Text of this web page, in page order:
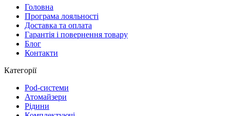
Головна
Програма лояльності
Доставка та оплата
Гарантія і повернення товару
Блог
Контакти
Категорії
Pod-системи
Атомайзери
Рідини